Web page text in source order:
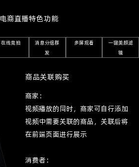
电商直播特色功能
在线竞拍
消息分组群
发
多屏观看
一键美颜滤
镜
商品关联购买
商家：
视频播放的同时，商家可自行添加
视频中需要关联的商品，关联后将
在前端页面进行展示
消费者：